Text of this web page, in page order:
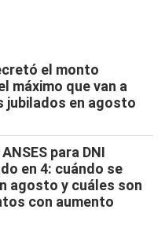
el monto
máximo que van a
jubilados en agosto
para DNI
en 4: cuándo se
agosto y cuáles son
con aumento